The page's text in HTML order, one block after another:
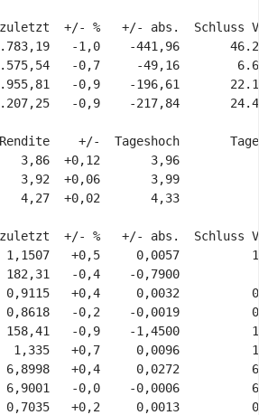
+/- %   +/- abs.  Schluss
-1,0    -441,96
-0,7     -49,16
21.955,81   -0,9    -196,61
-0,9    -217,84
Rendite    +/-  Tageshoch
3,86  +0,12       3,96
3,92  +0,06       3,99
4,27  +0,02       4,33
+/- %   +/- abs.  Schluss
1,1507   +0,5     0,0057
182,31   -0,4    -0,7900
0,9115   +0,4     0,0032
0,8618   -0,2    -0,0019
158,41   -0,9    -1,4500
1,335   +0,7     0,0096
6,8998   +0,4     0,0272
6,9001   -0,0    -0,0006
0,7035   +0,2     0,0013